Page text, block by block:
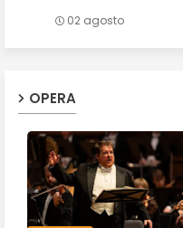
02 agosto
OPERA